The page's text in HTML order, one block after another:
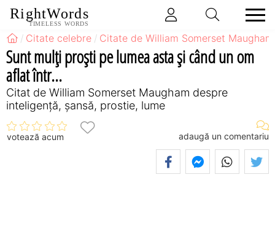
RightWords
TIMELESS WORDS
Citate celebre Citate de William Somerset Maugham
Sunt mulţi proşti pe lumea asta şi când un om
aflat într...
Citat de William Somerset Maugham despre
inteligență, șansă, prostie, lume
votează acum adaugă un comentariu